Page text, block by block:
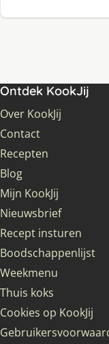
Ontdek KookJij
Over KookJij
Contact
Recepten
Blog
Mijn KookJij
Nieuwsbrief
Recept insturen
Boodschappenlijst
Weekmenu
Thuis koks
Cookies op KookJij